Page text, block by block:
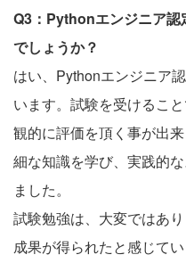
Q3：Pythonエンジニア認
でしょうか？
はい、Pythonエンジニア
います。試験を受けるこ
観的に評価を頂く事が出
細な知識を学び、実践的
ました。
試験勉強は、大変ではあ
成果が得られたと感じて